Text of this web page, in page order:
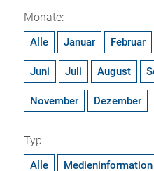
Monate:
Alle Januar Februar
Juni Juli August
November Dezember
Typ:
Alle Medieninformation